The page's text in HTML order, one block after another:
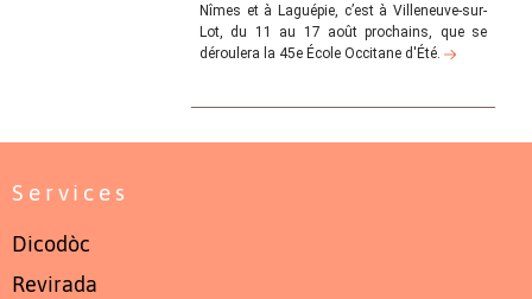
Nîmes et à Laguépie, c’est à Villeneuve-sur-
Lot, du 11 au 17 août prochains, que se
déroulera la 45e École Occitane d'Été.
Services
Dicodòc
Revirada